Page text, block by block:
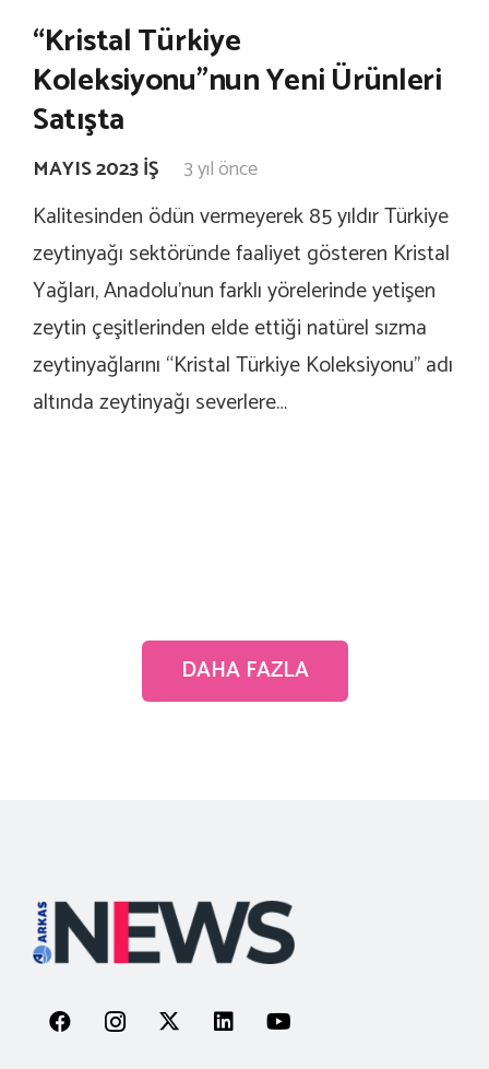
“Kristal Türkiye
Koleksiyonu”nun Yeni Ürünleri
Satışta
MAYIS 2023 İŞ 3 yıl önce
Kalitesinden ödün vermeyerek 85 yıldır Türkiye
zeytinyağı sektöründe faaliyet gösteren Kristal
Yağları, Anadolu’nun farklı yörelerinde yetişen
zeytin çeşitlerinden elde ettiği natürel sızma
zeytinyağlarını “Kristal Türkiye Koleksiyonu’’ adı
altında zeytinyağı severlere…
DAHA FAZLA